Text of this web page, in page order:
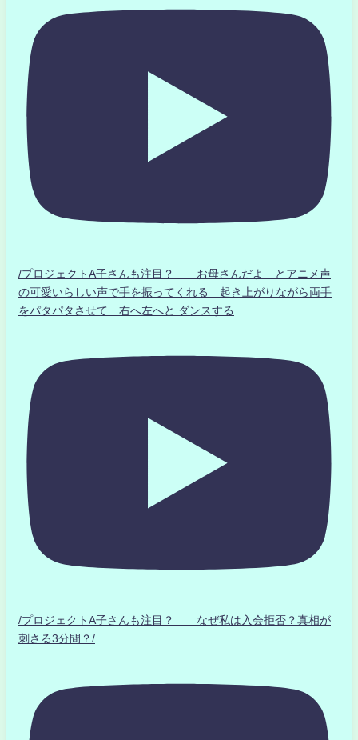
/プロジェクトA子さんも注目？ お母さんだよ とアニメ声
の可愛いらしい声で手を振ってくれる 起き上がりながら両手
をパタパタさせて 右へ左へと ダンスする
/プロジェクトA子さんも注目？ なぜ私は入会拒否？真相が
刺さる3分間？/